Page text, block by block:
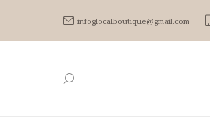
infoglocalboutique@gmail.com